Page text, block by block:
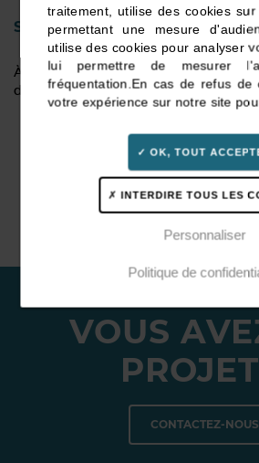
SUIVI DU BUDGET
À chaque étape de l’organisation, le
d’un suivi rigoureux.
Recherche des partenaires –
Comptabilité et suivi
VOUS
CONTACTEZ-NOUS
traitement, utilise des cookies
permettant une mesure
utilise des cookies pour analyser
lui permettre de mesurer
fréquentation.En cas de refus de
votre expérience sur notre site
OK, TOUT
INTERDIRE TOUS LES
Personnaliser
Politique de